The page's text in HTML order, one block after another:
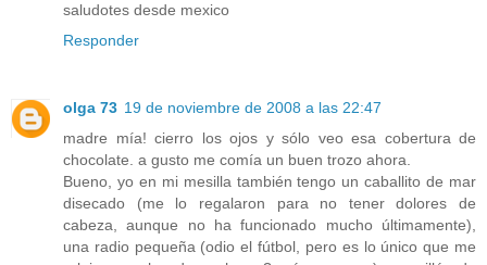
saludotes desde mexico
Responder
olga 73 19 de noviembre de 2008 a las 22:47
madre mía! cierro los ojos y sólo veo esa cobertura de
chocolate. a gusto me comía un buen trozo ahora.
Bueno, yo en mi mesilla también tengo un caballito de mar
disecado (me lo regalaron para no tener dolores de
cabeza, aunque no ha funcionado mucho últimamente),
una radio pequeña (odio el fútbol, pero es lo único que me